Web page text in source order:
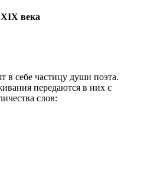
века
в себе частицу души поэта.
передаются в них с
слов: